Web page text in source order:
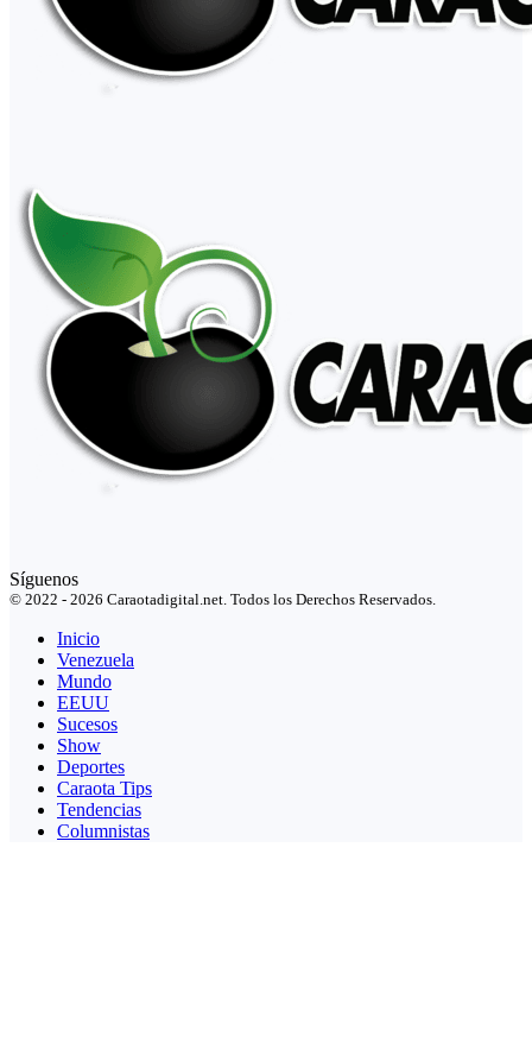
Síguenos
© 2022 - 2026 Caraotadigital.net. Todos los Derechos Reservados.
Inicio
Venezuela
Mundo
EEUU
Sucesos
Show
Deportes
Caraota Tips
Tendencias
Columnistas